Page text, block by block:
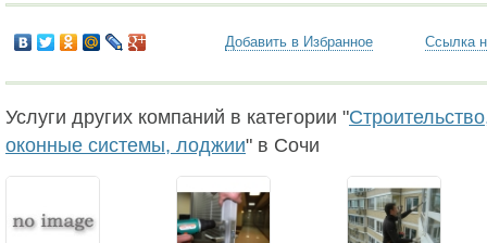
Добавить в Избранное Ссылка
Услуги других компаний в категории "
оконные системы, лоджии" в Сочи